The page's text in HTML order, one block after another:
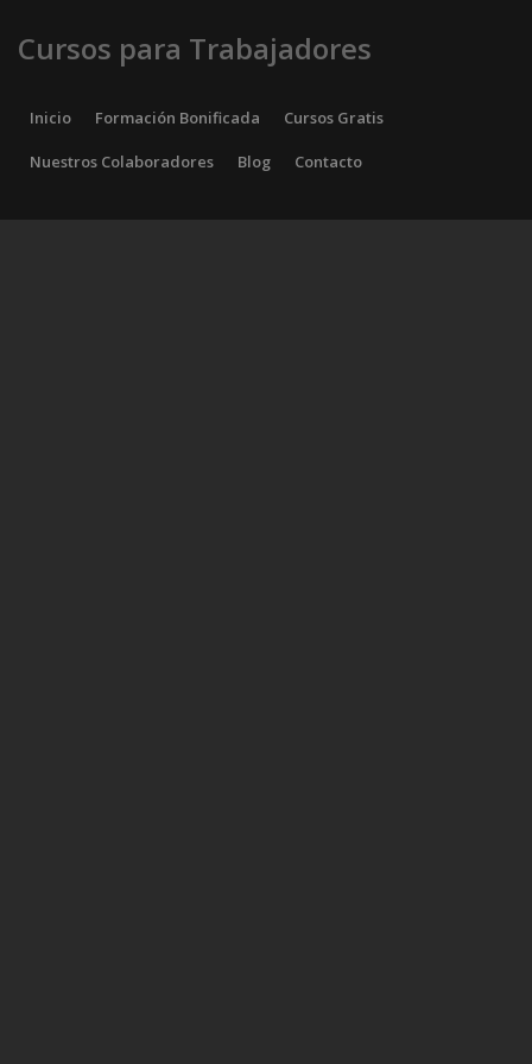
Cursos para Trabajadores
Inicio Formación Bonificada Cursos Gratis
Nuestros Colaboradores Blog Contacto